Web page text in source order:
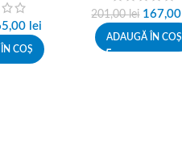
lei
COȘ
201,00lei 167,00
ADAUGĂ ÎN COȘ